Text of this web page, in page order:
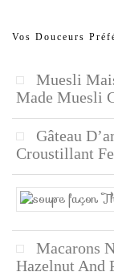
Vos Douceurs
Muesli
Made Muesli
Gâteau
Croustillant
Macarons
Hazelnut And